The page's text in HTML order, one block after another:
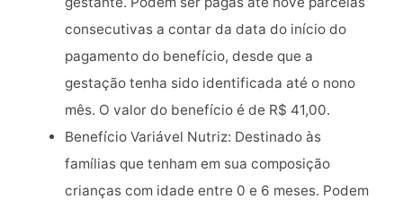
consecutivas a contar da data do início do
pagamento do benefício, desde que a
gestação tenha sido identificada até o nono
mês. O valor do benefício é de R$ 41,00.
Benefício Variável Nutriz: Destinado às
famílias que tenham em sua composição
crianças com idade entre 0 e 6 meses. Podem